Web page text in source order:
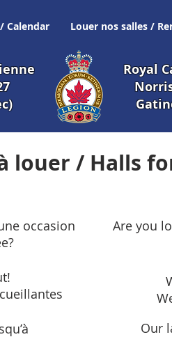
Calendar Louer nos salles /
Royal
louer / Halls
occasion
Are you
Our